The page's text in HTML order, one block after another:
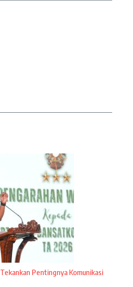
Pentingnya Komunikasi